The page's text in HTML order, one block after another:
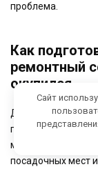
проблема.
Как
ремонтный
окупился
Даже правильно
подготовки
металлических
посадочных мест
Сайт